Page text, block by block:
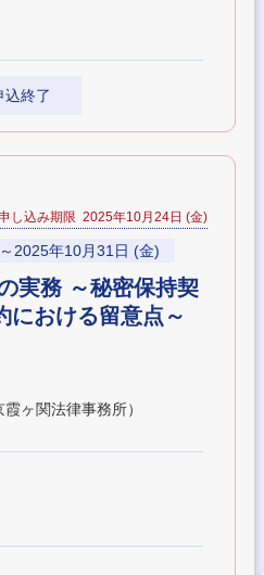
込終了
し込み期限 2025年10月24日 (金)
2025年10月31日 (金)
実務 ～秘密保持契
における留意点～
ヶ関法律事務所）